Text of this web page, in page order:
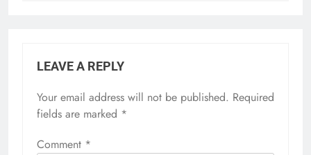
LEAVE A REPLY
Your email address will not be published. Required
fields are marked *
Comment *